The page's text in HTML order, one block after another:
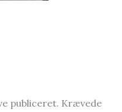
publiceret. Krævede